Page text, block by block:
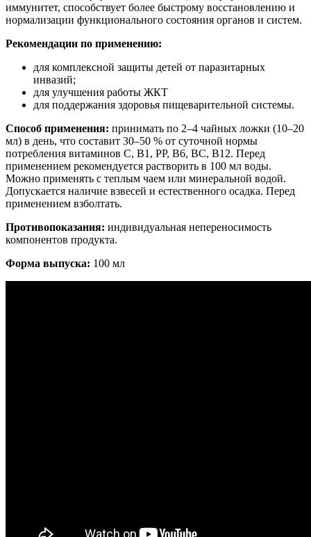
иммунитет, способствует более быстрому восстановлению и
нормализации функционального состояния органов и систем.
Рекомендации по применению:
для комплексной защиты детей от паразитарных
инвазий;
для улучшения работы ЖКТ
для поддержания здоровья пищеварительной системы.
Способ применения: принимать по 2–4 чайных ложки (10–20
мл) в день, что составит 30–50 % от суточной нормы
потребления витаминов С, В1, РР, В6, ВС, В12. Перед
применением рекомендуется растворить в 100 мл воды.
Можно применять с теплым чаем или минеральной водой.
Допускается наличие взвесей и естественного осадка. Перед
применением взболтать.
Противопоказания: индивидуальная непереносимость
компонентов продукта.
Форма выпуска: 100 мл